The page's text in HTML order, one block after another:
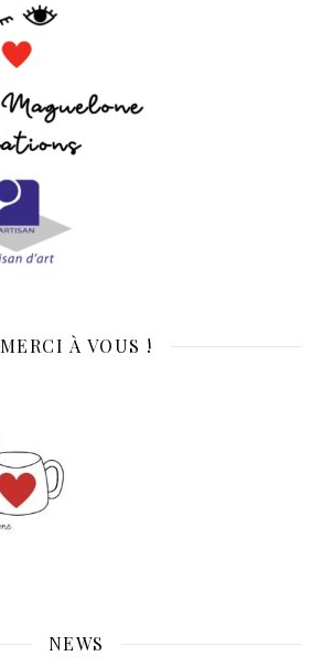
MERCI À VOUS !
NEWS